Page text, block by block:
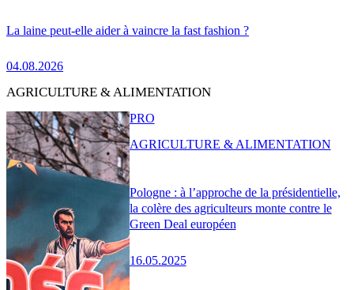
La laine peut-elle aider à vaincre la fast fashion ?
04.08.2026
AGRICULTURE & ALIMENTATION
Pologne : à l’approche de la présidentielle,
la colère des agriculteurs monte contre le
Green Deal européen
16.05.2025
PRO
AGRICULTURE & ALIMENTATION